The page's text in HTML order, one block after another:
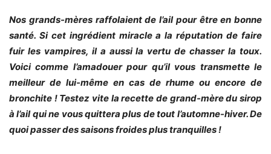
Nos grands-mères raffolaient de l’ail pour être en bonne
santé. Si cet ingrédient miracle a la réputation de faire
fuir les vampires, il a aussi la vertu de chasser la toux.
Voici comme l’amadouer pour qu’il vous transmette le
meilleur de lui-même en cas de rhume ou encore de
bronchite ! Testez vite la recette de grand-mère du sirop
à l’ail qui ne vous quittera plus de tout l’automne-hiver. De
quoi passer des saisons froides plus tranquilles !